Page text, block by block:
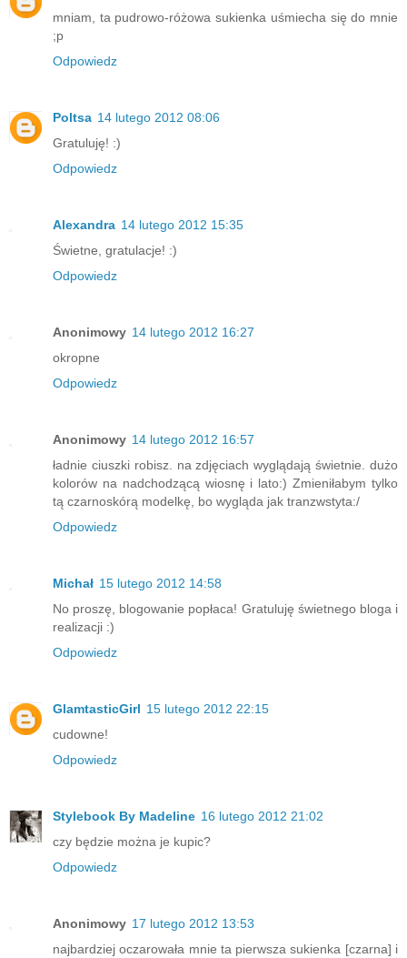
mniam, ta pudrowo-różowa sukienka uśmiecha się do mnie
;p
Odpowiedz
Poltsa 14 lutego 2012 08:06
Gratuluję! :)
Odpowiedz
Alexandra 14 lutego 2012 15:35
Świetne, gratulacje! :)
Odpowiedz
Anonimowy 14 lutego 2012 16:27
okropne
Odpowiedz
Anonimowy 14 lutego 2012 16:57
ładnie ciuszki robisz. na zdjęciach wyglądają świetnie. dużo
kolorów na nadchodzącą wiosnę i lato:) Zmieniłabym tylko
tą czarnoskórą modelkę, bo wygląda jak tranzwstyta:/
Odpowiedz
Michał 15 lutego 2012 14:58
No proszę, blogowanie popłaca! Gratuluję świetnego bloga i
realizacji :)
Odpowiedz
GlamtasticGirl 15 lutego 2012 22:15
cudowne!
Odpowiedz
Stylebook By Madeline 16 lutego 2012 21:02
czy będzie można je kupic?
Odpowiedz
Anonimowy 17 lutego 2012 13:53
najbardziej oczarowała mnie ta pierwsza sukienka [czarna] i